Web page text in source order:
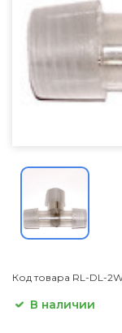
Код товара RL-DL-
В наличии